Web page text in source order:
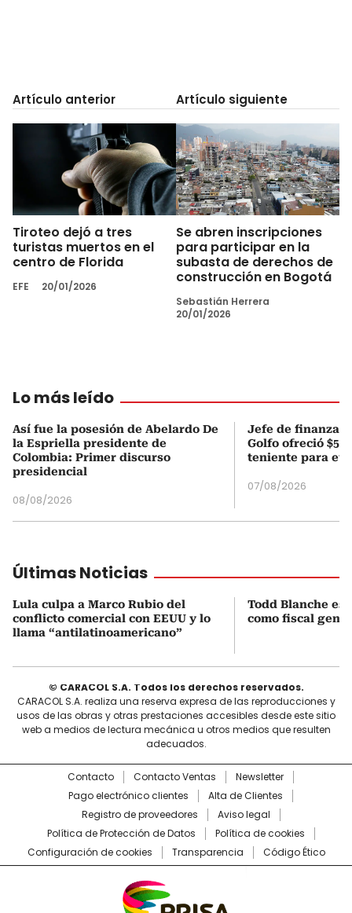
Artículo anterior
Tiroteo dejó a tres
turistas muertos en el
centro de Florida
EFE 20/01/2026
Artículo siguiente
Se abren inscripciones
para participar en la
subasta de derechos de
construcción en Bogotá
Sebastián Herrera
20/01/2026
Lo más leído
Así fue la posesión de Abelardo De
la Espriella presidente de
Colombia: Primer discurso
presidencial
08/08/2026
Jefe de finanzas
Golfo ofreció
teniente para
07/08/2026
Últimas Noticias
Lula culpa a Marco Rubio del
conflicto comercial con EEUU y lo
llama “antilatinoamericano”
Todd Blanche es
como fiscal
© CARACOL S.A. Todos los derechos reservados.
CARACOL S.A. realiza una reserva expresa de las reproducciones y
usos de las obras y otras prestaciones accesibles desde este sitio
web a medios de lectura mecánica u otros medios que resulten
adecuados.
Contacto Contacto Ventas
Newsletter
Pago electrónico clientes
Alta de Clientes
Registro de proveedores
Aviso legal
Política de Protección de Datos
Política de cookies
Configuración de cookies
Transparencia Código Ético